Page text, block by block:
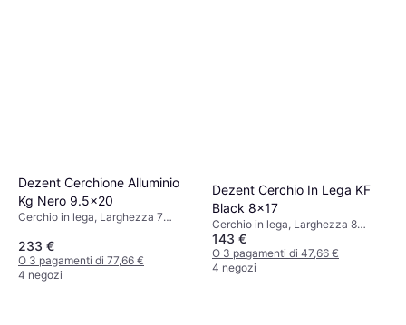
Dezent Cerchione Alluminio
Kg Nero 9.5x20
Cerchio in lega, Larghezza 7
pollici, Nero
233 €
O 3 pagamenti di 77,66 €
4 negozi
Dezent Cerchio In Lega KF
Black 8x17
Cerchio in lega, Larghezza 8
pollici, Diametro 17 pollici, Nero
143 €
O 3 pagamenti di 47,66 €
4 negozi